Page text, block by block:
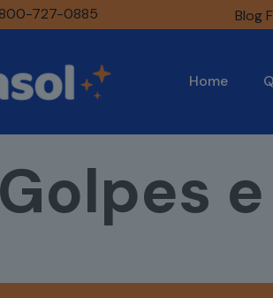
727-0885 Blog
Home
Golpes